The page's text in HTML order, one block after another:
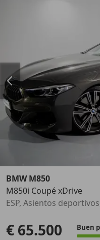
Anterior
BMW M850
M850i Coupé xDrive
€ 65.500 Buen